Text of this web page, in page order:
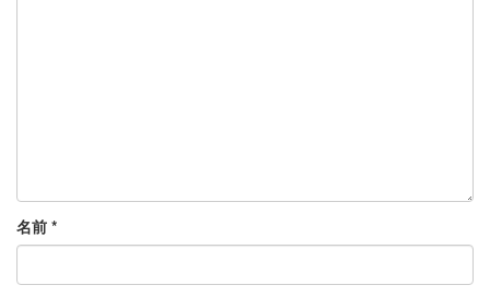
名前 *